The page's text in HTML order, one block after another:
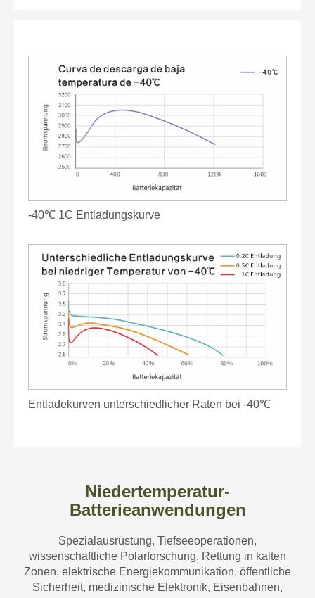
-40℃ 1C Entladungskurve
Entladekurven unterschiedlicher Raten bei -40℃
Niedertemperatur-
Batterieanwendungen
Spezialausrüstung, Tiefseeoperationen,
wissenschaftliche Polarforschung, Rettung in kalten
Zonen, elektrische Energiekommunikation, öffentliche
Sicherheit, medizinische Elektronik, Eisenbahnen,